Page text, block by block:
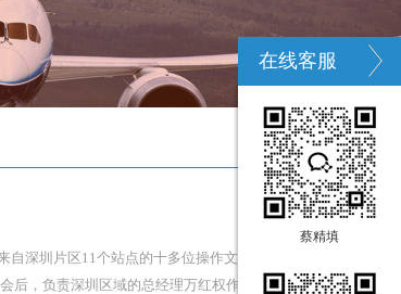
深圳片区11个站点的十多位操作文员参加
后，负责深圳区域的总经理万红权作了工作
在线客服
蔡精填